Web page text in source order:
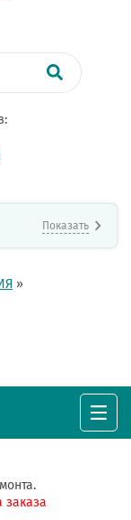
Показать
»